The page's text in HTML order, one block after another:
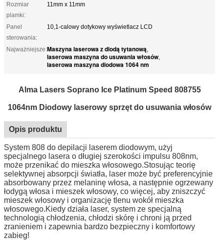
Rozmiar
plamki:
11mm x 11mm
Panel
sterowania:
10,1-calowy dotykowy wyświetlacz LCD
Najważniejsze:Maszyna laserowa z diodą tytanową,
laserowa maszyna do usuwania włosów,
laserowa maszyna diodowa 1064 nm
Alma Lasers Soprano Ice Platinum Speed ​​808755
1064nm Diodowy laserowy sprzęt do usuwania włosów
Opis produktu
System 808 do depilacji laserem diodowym, użyj
specjalnego lasera o długiej szerokości impulsu 808nm,
może przenikać do mieszka włosowego.Stosując teorię
selektywnej absorpcji światła, laser może być preferencyjnie
absorbowany przez melaninę włosa, a następnie ogrzewany
łodygą włosa i mieszek włosowy, co więcej, aby zniszczyć
mieszek włosowy i organizację tlenu wokół mieszka
włosowego.Kiedy działa laser, system ze specjalną
technologią chłodzenia, chłodzi skórę i chroni ją przed
zranieniem i zapewnia bardzo bezpieczny i komfortowy
zabieg!